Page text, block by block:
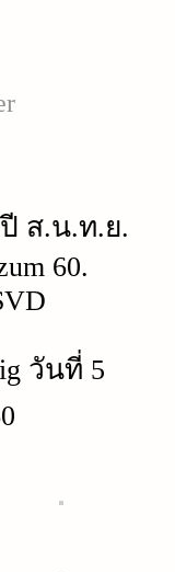
ส.น.ท.ย.
60.
วันที่ 5